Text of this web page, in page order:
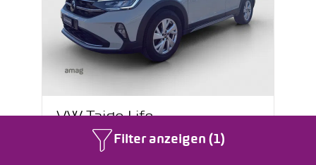
Filter anzeigen (1)
VW Taigo Life